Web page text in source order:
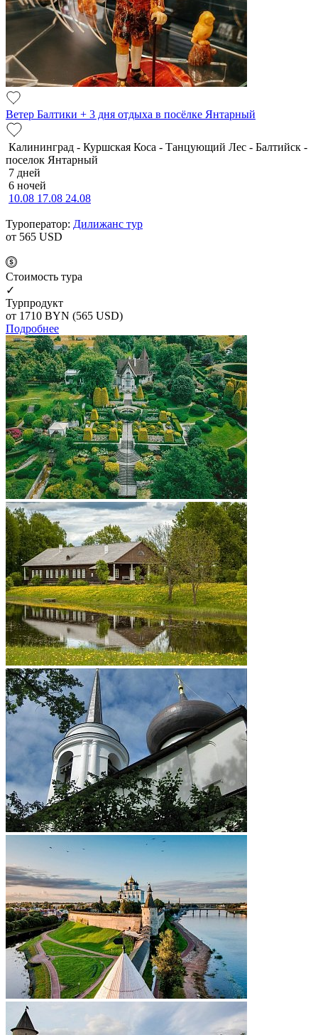
Ветер Балтики + 3 дня отдыха в посёлке Янтарный
Калининград - Куршская Коса - Танцующий Лес - Балтийск -
поселок Янтарный
7 дней
6 ночей
10.08 17.08 24.08
Туроператор: Дилижанс тур
от 565 USD
Cтоимость тура
✓
Турпродукт
от 1710 BYN (565 USD)
Подробнее